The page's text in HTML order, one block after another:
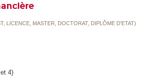
LICENCE, MASTER, DOCTORAT, DIPLÔME D'ETAT)
4)